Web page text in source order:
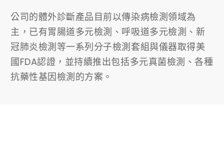
公司的體外診斷產品目前以傳染病檢測領域為
主，已有胃腸道多元檢測、呼吸道多元檢測、新
冠肺炎檢測等一系列分子檢測套組與儀器取得美
國FDA認證，並持續推出包括多元真菌檢測、各種
抗藥性基因檢測的方案。